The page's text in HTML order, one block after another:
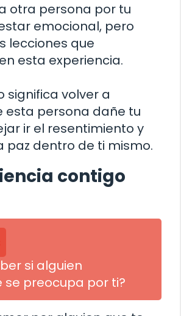
otra persona por tu
emocional, pero
lecciones que
esta experiencia.
significa volver a
esta persona dañe tu
ir el resentimiento y
paz dentro de ti mismo.
contigo
si alguien
preocupa por ti?